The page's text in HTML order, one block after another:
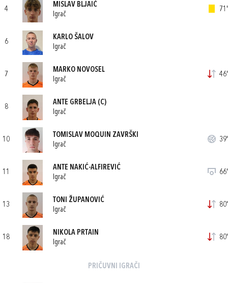
4
MISLAV BLJAIĆ
Igrač
71'
6
KARLO ŠALOV
Igrač
7
MARKO NOVOSEL
Igrač
46'
8
ANTE GRBELJA (C)
Igrač
10
TOMISLAV MOQUIN ZAVRŠKI
Igrač
39'
11
ANTE NAKIĆ-ALFIREVIĆ
Igrač
66'
13
TONI ŽUPANOVIĆ
Igrač
80'
18
NIKOLA PRTAIN
Igrač
80'
PRIČUVNI IGRAČI